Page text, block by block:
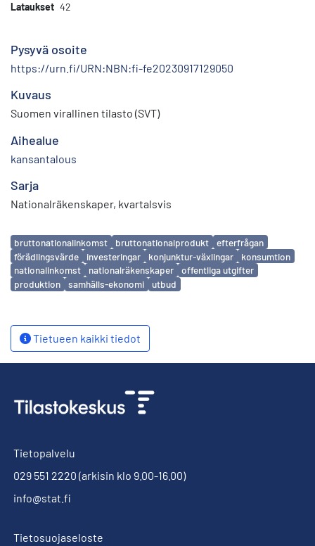
Lataukset 42
Pysyvä osoite
https://urn.fi/URN:NBN:fi-fe20230917129050
Kuvaus
Suomen virallinen tilasto (SVT)
Aihealue
kansantalous
Sarja
Nationalräkenskaper, kvartalsvis
Avainsanat
bruttonationalinkomst bruttonationalprodukt
efterfrågan
förädlingsvärde
investeringar konjunktur-växlingar
konsumtion
nationalinkomst
nationalräkenskaper
offentliga utgifter
produktion
samhälls-ekonomi utbud
Tietueen kaikki tiedot
Tietopalvelu
029 551 2220 (arkisin klo 9.00-16.00)
info@stat.fi
Tietosuojaseloste